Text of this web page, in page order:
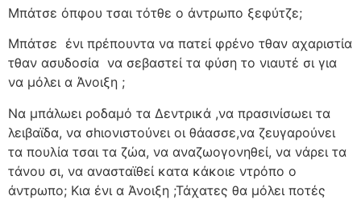
Μπάτσε όπφου τσαι τότθε ο άντρωπο ξεφύτζε;
Μπάτσε ένι πρέπουντα να πατεί φρένο τθαν αχαριστία
τθαν ασυδοσία να σεβαστεί τα φύση το νιαυτέ σι για
να μόλει α Άνοιξη ;
Να μπάλωει ροδαμό τα Δεντρικά ,να πρασινίσωει τα
λειβαϊδα, να σhιονιστούνει οι θάασσε,να ζευγαρούνει
τα πουλία τσαι τα ζώα, να αναζωογονηθεί, να νάρει τα
τάνου σι, να ανασταϊθεί κατα κάκοιε ντρόπο ο
άντρωπο; Κια ένι α Άνοιξη ;Τάχατες θα μόλει ποτές